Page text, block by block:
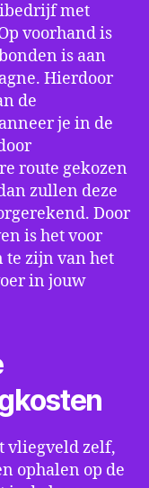
met
voorhand is
is aan
Hierdoor
de
je in de
route gekozen
zullen deze
Door
is het voor
te zijn van het
in jouw
vliegveld zelf,
ophalen op de